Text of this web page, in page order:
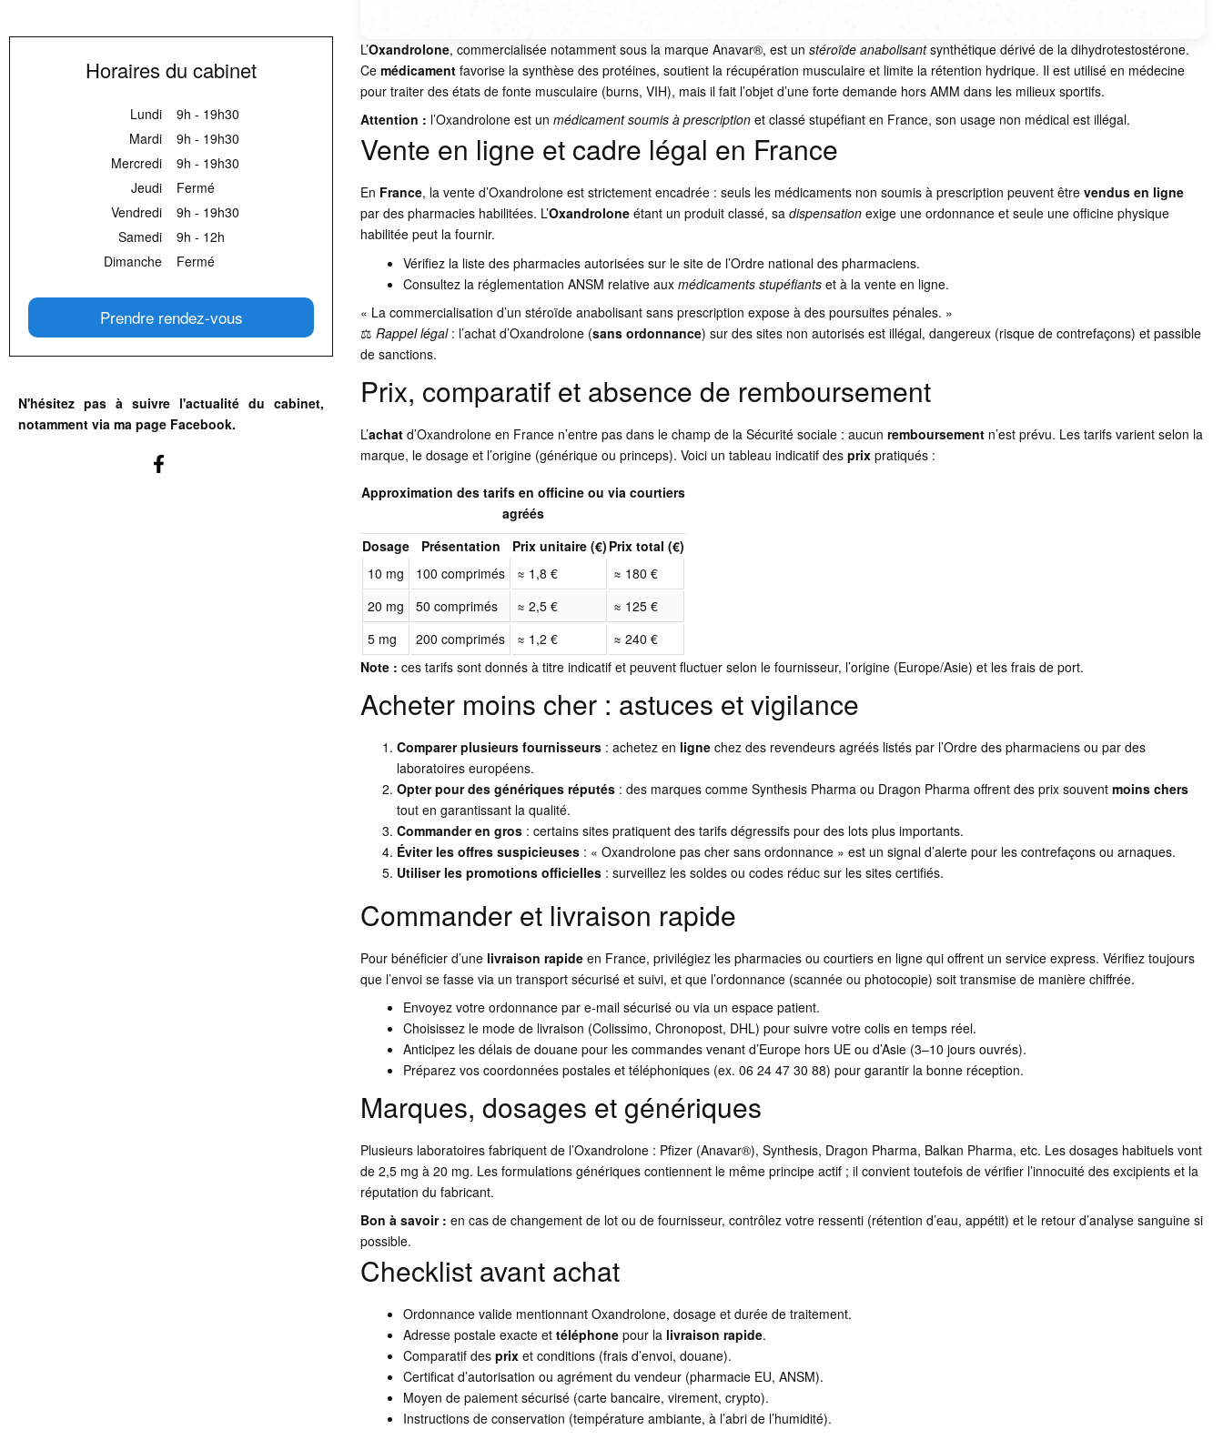
L’Oxandrolone, commercialisée notamment sous la marque Anavar®, est unstéroïde anabolisantsynthétique dérivé de la dihydrotestostérone.
Cemédicament favorise la synthèse des protéines, soutient la récupération musculaire et limite la rétention hydrique. Il est utilisé en médecine
pour traiter des états de fonte musculaire (burns, VIH), mais il fait l’objet d’une forte demande hors AMM dans les milieux sportifs.
Attention : l’Oxandrolone est unmédicament soumis à prescription et classé stupéfiant en France, son usage non médical est illégal.
Vente en ligne et cadre légal en France
En France, la vente d’Oxandrolone est strictement encadrée : seuls les médicaments non soumis à prescription peuvent êtrevendus en ligne
par des pharmacies habilitées. L’Oxandrolone étant un produit classé, sadispensation exige une ordonnance et seule une officine physique
habilitée peut la fournir.
Vérifiez la liste des pharmacies autorisées sur le site de l’Ordre national des pharmaciens.
Consultez la réglementation ANSM relative auxmédicaments stupéfiants et à la vente en ligne.
« La commercialisation d’un stéroïde anabolisant sans prescription expose à des poursuites pénales. »
⚖️Rappel légal: l’achat d’Oxandrolone (sans ordonnance) sur des sites non autorisés est illégal, dangereux (risque de contrefaçons) et passible
de sanctions.
Prix, comparatif et absence de remboursement
L’achat d’Oxandrolone en France n’entre pas dans le champ de la Sécurité sociale : aucunremboursement n’est prévu. Les tarifs varient selon la
marque, le dosage et l’origine (générique ou princeps). Voici un tableau indicatif desprix pratiqués :
Approximation des tarifs en officine ou via courtiers
agréés
Dosage
Présentation Prix unitaire (€) Prix total (€)
10 mg
100 comprimés ≈ 1,8 €
≈ 180 €
20 mg
50 comprimés ≈ 2,5 €
≈ 125 €
5 mg
200 comprimés ≈ 1,2 €
≈ 240 €
Note : ces tarifs sont donnés à titre indicatif et peuvent fluctuer selon le fournisseur, l’origine (Europe/Asie) et les frais de port.
Acheter moins cher : astuces et vigilance
Comparer plusieurs fournisseurs : achetez en ligne chez des revendeurs agréés listés par l’Ordre des pharmaciens ou par des
laboratoires européens.
Opter pour des génériques réputés : des marques comme Synthesis Pharma ou Dragon Pharma offrent des prix souventmoins chers
tout en garantissant la qualité.
Commander en gros : certains sites pratiquent des tarifs dégressifs pour des lots plus importants.
Éviter les offres suspicieuses : « Oxandrolone pas cher sans ordonnance » est un signal d’alerte pour les contrefaçons ou arnaques.
Utiliser les promotions officielles : surveillez les soldes ou codes réduc sur les sites certifiés.
Commander et livraison rapide
Pour bénéficier d’une livraison rapide en France, privilégiez les pharmacies ou courtiers en ligne qui offrent un service express. Vérifiez toujours
que l’envoi se fasse via un transport sécurisé et suivi, et que l’ordonnance (scannée ou photocopie) soit transmise de manière chiffrée.
Envoyez votre ordonnance par e-mail sécurisé ou via un espace patient.
Choisissez le mode de livraison (Colissimo, Chronopost, DHL) pour suivre votre colis en temps réel.
Anticipez les délais de douane pour les commandes venant d’Europe hors UE ou d’Asie (3–10 jours ouvrés).
Préparez vos coordonnées postales et téléphoniques (ex. 06 24 47 30 88) pour garantir la bonne réception.
Marques, dosages et génériques
Plusieurs laboratoires fabriquent de l’Oxandrolone : Pfizer (Anavar®), Synthesis, Dragon Pharma, Balkan Pharma, etc. Les dosages habituels vont
de 2,5 mg à 20 mg. Les formulations génériques contiennent le même principe actif ; il convient toutefois de vérifier l’innocuité des excipients et la
réputation du fabricant.
Bon à savoir : en cas de changement de lot ou de fournisseur, contrôlez votre ressenti (rétention d’eau, appétit) et le retour d’analyse sanguine si
possible.
Checklist avant achat
Ordonnance valide mentionnant Oxandrolone, dosage et durée de traitement.
Adresse postale exacte ettéléphone pour la livraison rapide.
Comparatif desprix et conditions (frais d’envoi, douane).
Certificat d’autorisation ou agrément du vendeur (pharmacie EU, ANSM).
Moyen de paiement sécurisé (carte bancaire, virement, crypto).
Instructions de conservation (température ambiante, à l’abri de l’humidité).
Horaires du cabinet
Lundi
9h - 19h30
Mardi
9h - 19h30
Mercredi
9h - 19h30
Jeudi
Fermé
Vendredi
9h - 19h30
Samedi
9h - 12h
Dimanche
Fermé
Prendre rendez-vous
N'hésitez pas à suivre l'actualité du cabinet,
notamment via ma page Facebook.